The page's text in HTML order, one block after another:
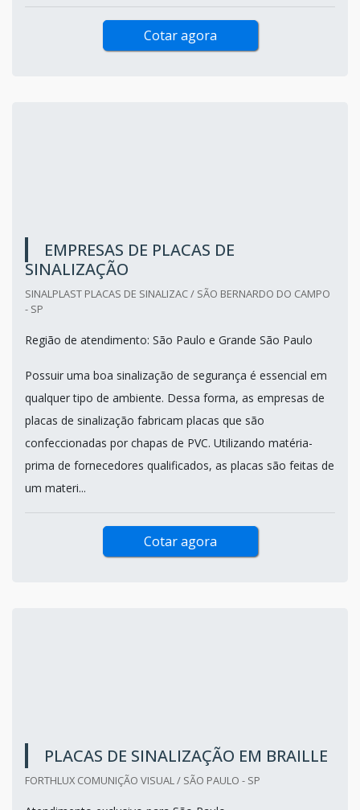
Cotar agora
EMPRESAS DE PLACAS DE
SINALIZAÇÃO
SINALPLAST PLACAS DE SINALIZAC / SÃO BERNARDO DO CAMPO
- SP
Região de atendimento: São Paulo e Grande São Paulo
Possuir uma boa sinalização de segurança é essencial em
qualquer tipo de ambiente. Dessa forma, as empresas de
placas de sinalização fabricam placas que são
confeccionadas por chapas de PVC. Utilizando matéria-
prima de fornecedores qualificados, as placas são feitas de
um materi...
Cotar agora
PLACAS DE SINALIZAÇÃO EM BRAILLE
FORTHLUX COMUNIÇÃO VISUAL / SÃO PAULO - SP